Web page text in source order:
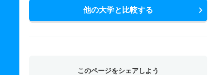
他の大学と比較する
このページをシェアしよう